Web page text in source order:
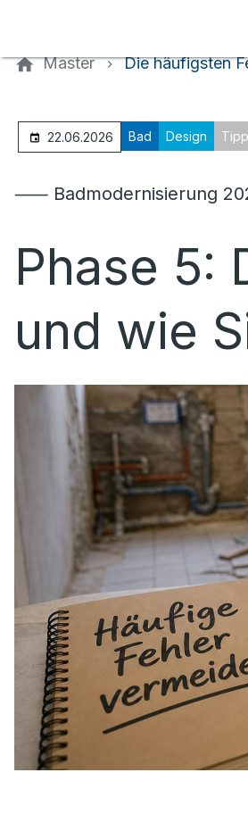
Master Die häufigsten
22.06.2026 Bad Design
⸺ Badmodernisierung
Phase 5:
und wie